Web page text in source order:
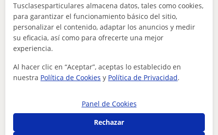
Tus clases particulares Lengua Castellana y Literatura
Ávila
San Martín de la Vega del Alberche
doy clases particulares de lengua , inglés y matemáticas de ...
Otros profesores de Lengua Castellana y
Literatura en San Martín de la Vega del
Alberche que pueden interesarte
Tusclasesparticulares almacena datos, tales como cookies,
para garantizar el funcionamiento básico del sitio,
personalizar el contenido, adaptar los anuncios y medir
su eficacia, así como para ofrecerte una mejor
experiencia.
Al hacer clic en “Aceptar”, aceptas lo establecido en
nuestra Política de Cookies y Política de Privacidad.
Panel de Cookies
Rechazar